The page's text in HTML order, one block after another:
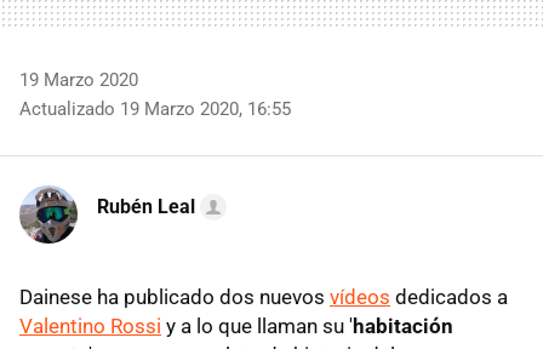
19 Marzo 2020
Actualizado 19 Marzo 2020, 16:55
Rubén Leal
Dainese ha publicado dos nuevos vídeos dedicados a
Valentino Rossi y a lo que llaman su 'habitación